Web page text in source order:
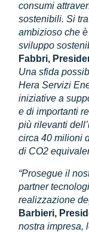
consumi
sostenibili. Si
ambizioso che
sviluppo
Fabbri,
Una sfida
Hera Servizi
iniziative a
e di importanti
più rilevanti
circa 40 milioni
di CO2
“Prosegue il
partner
realizzazione
Barbieri,
nostra impresa,